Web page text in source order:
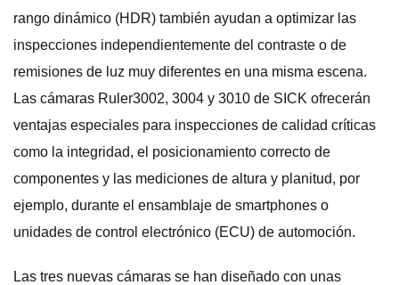
rango dinámico (HDR) también ayudan a optimizar las
inspecciones independientemente del contraste o de
remisiones de luz muy diferentes en una misma escena.
Las cámaras Ruler3002, 3004 y 3010 de SICK ofrecerán
ventajas especiales para inspecciones de calidad críticas
como la integridad, el posicionamiento correcto de
componentes y las mediciones de altura y planitud, por
ejemplo, durante el ensamblaje de smartphones o
unidades de control electrónico (ECU) de automoción.
Las tres nuevas cámaras se han diseñado con unas